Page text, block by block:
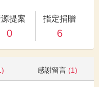
提案
0
指定捐贈
6
感謝留言 (1)